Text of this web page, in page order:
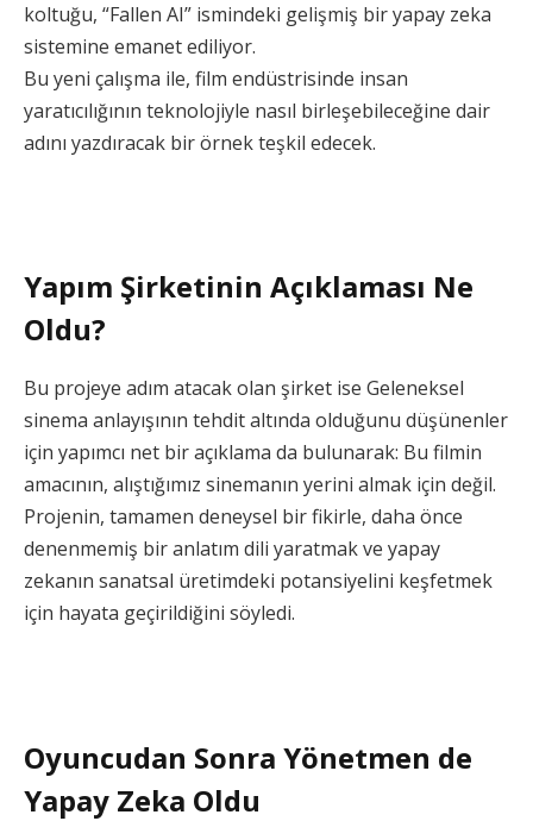
koltuğu, “Fallen AI” ismindeki gelişmiş bir yapay zeka
sistemine emanet ediliyor.
Bu yeni çalışma ile, film endüstrisinde insan
yaratıcılığının teknolojiyle nasıl birleşebileceğine dair
adını yazdıracak bir örnek teşkil edecek.
Yapım Şirketinin Açıklaması Ne
Oldu?
Bu projeye adım atacak olan şirket ise Geleneksel
sinema anlayışının tehdit altında olduğunu düşünenler
için yapımcı net bir açıklama da bulunarak: Bu filmin
amacının, alıştığımız sinemanın yerini almak için değil.
Projenin, tamamen deneysel bir fikirle, daha önce
denenmemiş bir anlatım dili yaratmak ve yapay
zekanın sanatsal üretimdeki potansiyelini keşfetmek
için hayata geçirildiğini söyledi.
Oyuncudan Sonra Yönetmen de
Yapay Zeka Oldu